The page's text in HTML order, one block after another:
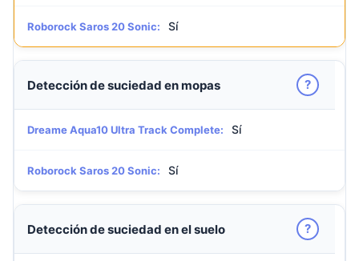
Roborock Saros 20 Sonic: Sí
Detección de suciedad en mopas ?
Dreame Aqua10 Ultra Track Complete: Sí
Roborock Saros 20 Sonic: Sí
Detección de suciedad en el suelo ?